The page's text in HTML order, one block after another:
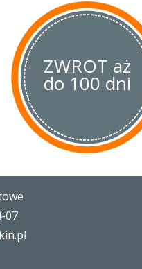
. Tworzywo to powstaje
odpowiednich tkanin
fenolową. Materiał ten
równomierne wzory,
całego noża.
smary oraz tłuszcze. Dzięki
linersów oraz okładek
konstrukcją. Całość
dwóch tulei
Dzięki takiemu
otwarta, co
w pozycji otwartej jest
czemu zapada pewnie i
jego wygodną
profil ułatwiający dojście
blokady posiada nacięcia
odblokowywania noża.
okładzin rękojeści został
ZWROT aż
do 100 dni
07